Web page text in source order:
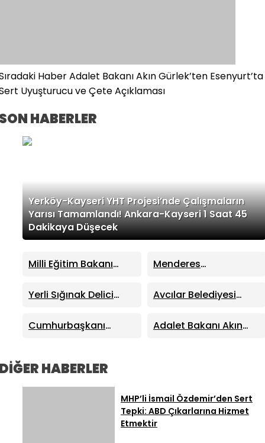
HaberAdalet Bakanı Akın Gürlek’ten Esenyurt’ta
Uyuşturucu ve Çete Açıklaması
HABERLER
Yerköy-Kayseri YHT Projesi’nde Çalışmaların
Yarısı Tamamlandı! Ankara-Kayseri 1 Saat 45
Dakikaya Düşecek
Milli Eğitim Bakanı
YKS Sistemi
Değişmeyecek,
Müfredata Göre
Menderes
Operasyonu: Belediye
Başkanı İlkay Çiçek
Yerli Sığınak Delici
Testinde Hedefi Tam
İsabetle Vurdu
Avcılar Belediyesi
Operasyonu: 12
Şüpheli Tutuklandı
Cumhurbaşkanı
Açıklaması: “Hiçbir
Ülkeyi Hedef Almıyor”
Adalet Bakanı Akın
HABERLER
MHP’li İsmail Özdemir’den Sert
Tepki: ABD Çıkarlarına Hizmet
Etmektir